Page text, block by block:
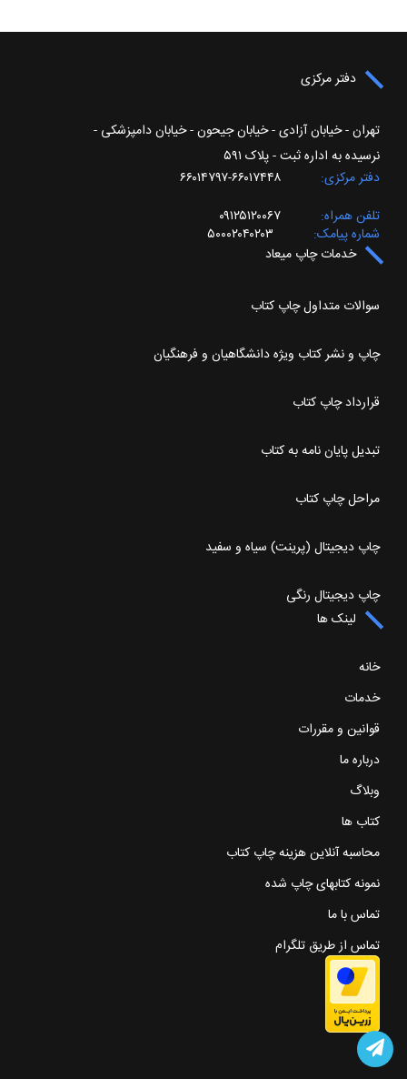
دفتر مرکزی
تهران - خیابان آزادی - خیابان جیحون - خیابان دامپزشکی -
نرسیده به اداره ثبت - پلاک ۵۹۱
دفتر مرکزی
۶۶۰۱۷۴۴۸-۶۶۰۱۴۷۹۷
تلفن همراه
۰۹۱۲۵۱۲۰۰۶۷
شماره پیامک
۵۰۰۰۲۰۴۰۲۰۳
خدمات چاپ میعاد
سوالات متداول چاپ کتاب
چاپ و نشر کتاب ویژه دانشگاهیان و فرهنگیان
قرارداد چاپ کتاب
تبدیل پایان نامه به کتاب
مراحل چاپ کتاب
چاپ دیجیتال (پرینت) سیاه و سفید
چاپ دیجیتال رنگی
لینک ها
خانه
خدمات
قوانین و مقررات
درباره ما
وبلاگ
کتاب ها
محاسبه آنلاین هزینه چاپ کتاب
نمونه کتابهای چاپ شده
تماس با ما
تماس از طریق تلگرام